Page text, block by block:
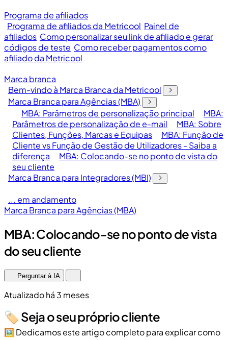
Programa de afiliados
Programa de afiliados da Metricool Painel de
afiliados Como personalizar seu link de afiliado e gerar
códigos de teste Como receber pagamentos como
afiliado da Metricool
Marca branca
Bem-vindo à Marca Branca da Metricool
Marca Branca para Agências (MBA)
MBA: Parâmetros de personalização principal
MBA:
Parâmetros de personalização de e-mail
MBA: Sobre
Clientes, Funções, Marcas e Equipas
MBA: Função de
Cliente vs Função de Gestão de Utilizadores - Saiba a
diferença
MBA: Colocando-se no ponto de vista do
seu cliente
Marca Branca para Integradores (MBI)
... em andamento
Marca Branca para Agências (MBA)
MBA: Colocando-se no ponto de vista
do seu cliente
Perguntar à IA
Atualizado há 3 meses
🏷️ Seja o seu próprio cliente
🖼️ Dedicamos este artigo completo para explicar como